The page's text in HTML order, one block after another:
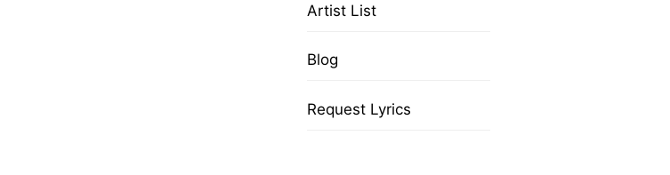
Artist List
Blog
Request Lyrics